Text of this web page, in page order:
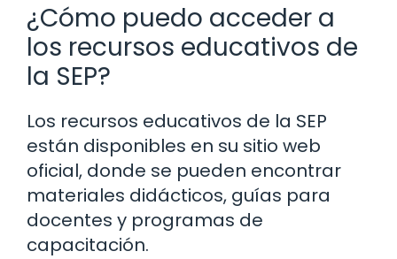
¿Cómo puedo acceder a
los recursos educativos de
la SEP?
Los recursos educativos de la SEP
están disponibles en su sitio web
oficial, donde se pueden encontrar
materiales didácticos, guías para
docentes y programas de
capacitación.